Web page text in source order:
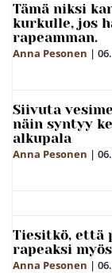
Tämä niksi
kurkulle, jos
rapeamman.
Anna Pesonen |
Siivuta
näin syntyy
alkupala
Anna Pesonen |
Tiesitkö, että
rapeaksi
Anna Pesonen |